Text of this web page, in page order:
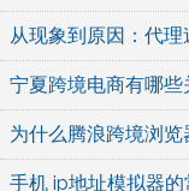
从现象到原因：代
宁夏跨境电商有哪
为什么腾浪跨境浏
手机 ip地址模拟器